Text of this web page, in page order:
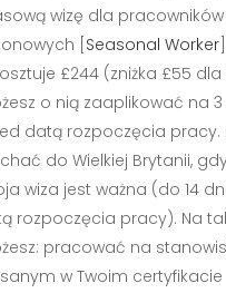
wizę dla pracowników
[ Seasonal Worker
£244 (zniżka £55 dla
o nią zaaplikować na
datą rozpoczęcia pracy.
do Wielkiej Brytanii,
wiza jest ważna (do 14
rozpoczęcia pracy). Na
pracować na
w Twoim certyfikacie